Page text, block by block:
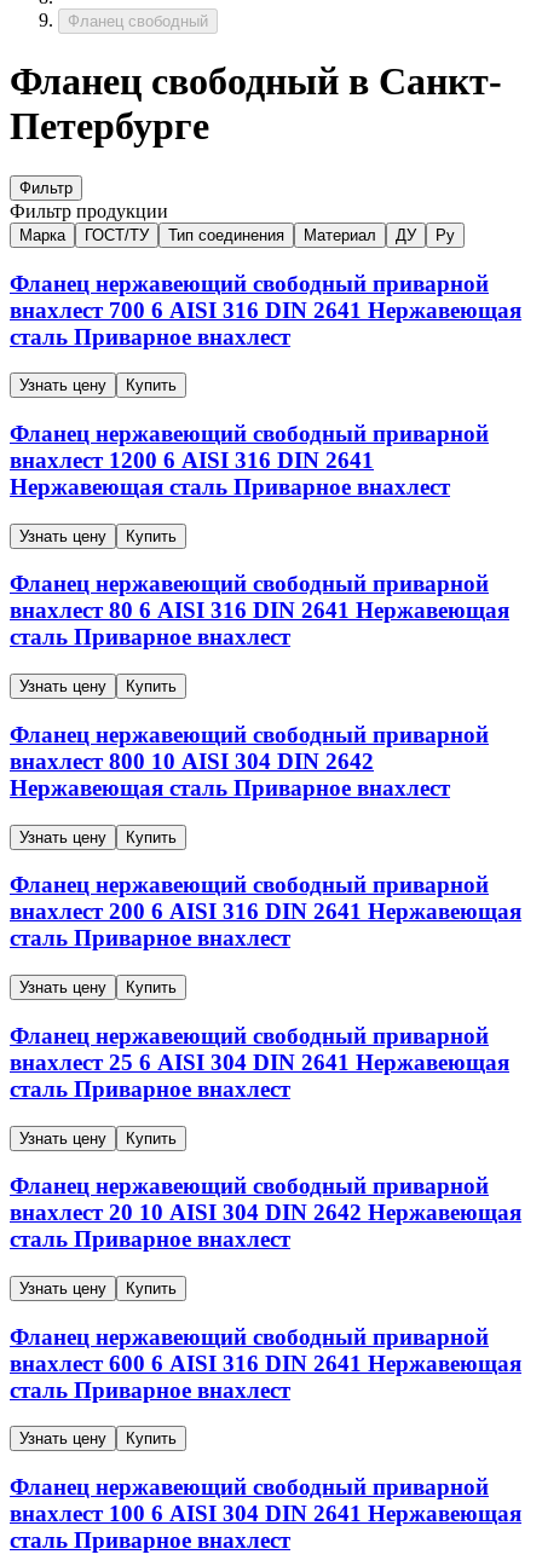
Фланец свободный
Фланец свободный в Санкт-
Петербурге
Фильтр
Фильтр продукции
Марка ГОСТ/ТУ Тип соединения Материал ДУ Ру
Фланец нержавеющий свободный приварной
внахлест 700 6 AISI 316 DIN 2641 Нержавеющая
сталь Приварное внахлест
Узнать цену Купить
Фланец нержавеющий свободный приварной
внахлест 1200 6 AISI 316 DIN 2641
Нержавеющая сталь Приварное внахлест
Узнать цену Купить
Фланец нержавеющий свободный приварной
внахлест80 6 AISI 316 DIN 2641 Нержавеющая
сталь Приварное внахлест
Узнать цену Купить
Фланец нержавеющий свободный приварной
внахлест800 10 AISI 304 DIN 2642
Нержавеющая сталь Приварное внахлест
Узнать цену Купить
Фланец нержавеющий свободный приварной
внахлест200 6 AISI 316 DIN 2641 Нержавеющая
сталь Приварное внахлест
Узнать цену Купить
Фланец нержавеющий свободный приварной
внахлест25 6 AISI 304 DIN 2641 Нержавеющая
сталь Приварное внахлест
Узнать цену Купить
Фланец нержавеющий свободный приварной
внахлест20 10 AISI 304 DIN 2642 Нержавеющая
сталь Приварное внахлест
Узнать цену Купить
Фланец нержавеющий свободный приварной
внахлест600 6 AISI 316 DIN 2641 Нержавеющая
сталь Приварное внахлест
Узнать цену Купить
Фланец нержавеющий свободный приварной
внахлест 100 6 AISI 304 DIN 2641 Нержавеющая
сталь Приварное внахлест